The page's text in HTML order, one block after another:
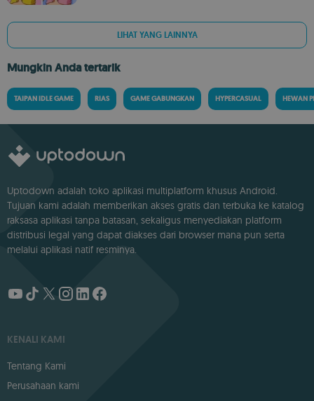
LIHAT YANG LAINNYA
Mungkin Anda tertarik
TAIPAN IDLE GAME RIAS GAME GABUNGKAN HYPERCASUAL HEWAN
Uptodown adalah toko aplikasi multiplatform khusus Android.
Tujuan kami adalah memberikan akses gratis dan terbuka ke katalog
raksasa aplikasi tanpa batasan, sekaligus menyediakan platform
distribusi legal yang dapat diakses dari browser mana pun serta
melalui aplikasi natif resminya.
KENALI KAMI
Tentang Kami
Perusahaan kami